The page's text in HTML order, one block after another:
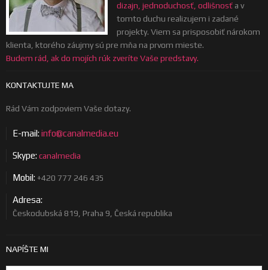
dizajn, jednoduchosť, odlišnosť a v
tomto duchu realizujem i zadané
projekty. Viem sa prisposobiť nárokom
klienta, ktorého záujmy sú pre mňa na prvom mieste.
Budem rád, ak do mojích rúk zveríte Vaše predstavy.
KONTAKTUJTE MA
Rád Vám zodpoviem Vaše dotazy.
E-mail:info@canalmedia.eu
Skype:canalmedia
Mobil:+420 777 246 435
Adresa:
Českodubská 819, Praha 9, Česká republika
NAPÍŠTE MI